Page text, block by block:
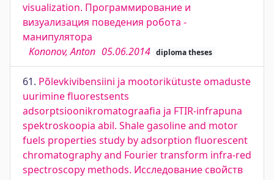
visualization. Программирование и
визуализация поведения робота -
манипулятора
Kononov, Anton 05.06.2014 diploma theses
61. Põlevkivibensiini ja mootorikütuste omaduste
uurimine fluorestsents
adsorptsioonikromatograafia ja FTIR-infrapuna
spektroskoopia abil. Shale gasoline and motor
fuels properties study by adsorption fluorescent
chromatography and Fourier transform infra-red
spectroscopy methods. Исследование свойств